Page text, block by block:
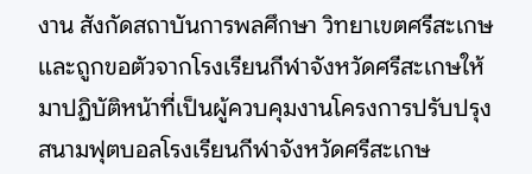
งาน สังกัดสถาบันการพลศึกษา วิทยาเขตศรีสะเกษ
และถูกขอตัวจากโรงเรียนกีฬาจังหวัดศรีสะเกษให้
มาปฏิบัติหน้าที่เป็นผู้ควบคุมงานโครงการปรับปรุง
สนามฟุตบอลโรงเรียนกีฬาจังหวัดศรีสะเกษ